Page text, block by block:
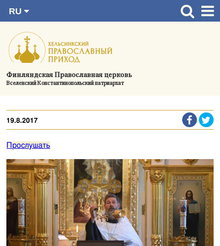
содержимому
Финляндская Православная церковь
Вселенский Константинопольский патриархат
RU
SV
EN
UA
Главная страница
Актуальное
Україна
Контактная информация
19.8.2017
Прослушать